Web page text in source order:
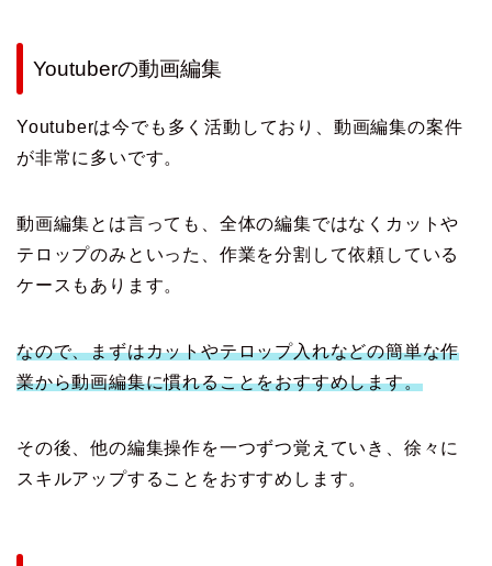
Youtuberの動画編集
Youtuberは今でも多く活動しており、動画編集の案件
が非常に多いです。
動画編集とは言っても、全体の編集ではなくカットや
テロップのみといった、作業を分割して依頼している
ケースもあります。
なので、まずはカットやテロップ入れなどの簡単な作
業から動画編集に慣れることをおすすめします。
その後、他の編集操作を一つずつ覚えていき、徐々に
スキルアップすることをおすすめします。